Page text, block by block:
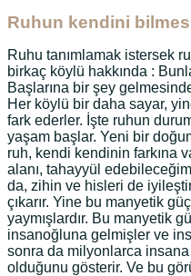
Ruhun kendini
Ruhu tanımlamak istersek
birkaç köylü hakkında :
Başlarına bir şey
Her köylü bir daha sayar,
fark ederler. İşte ruhun
yaşam başlar. Yeni bir
ruh, kendi kendinin farkına
alanı, tahayyül
da, zihin ve hisleri de
çıkarır. Yine bu manyetik
yaymışlardır. Bu manyetik
insanoğluna gelmişler ve
sonra da milyonlarca insana
olduğunu gösterir. Ve bu